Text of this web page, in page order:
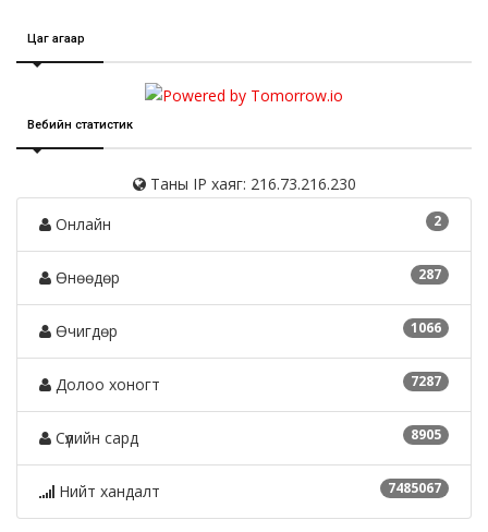
Цаг агаар
Вебийн статистик
Таны IP хаяг: 216.73.216.230
2
Онлайн
287
Өнөөдөр
1066
Өчигдөр
7287
Долоо хоногт
8905
Сүүлийн сард
7485067
Нийт хандалт